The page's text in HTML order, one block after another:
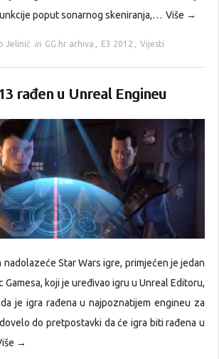
poput sonarnog skeniranja,… Više →
Jelinić in GG.hr arhiva , E3 2012 , Vijesti
rađen u Unreal Engineu
nadolazeće Star Wars igre, primjećen je jedan
Gamesa, koji je uređivao igru u Unreal Editoru,
je igra rađena u najpoznatijem engineu za
do pretpostavki da će igra biti rađena u
→